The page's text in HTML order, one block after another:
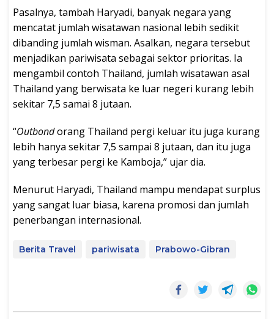
Pasalnya, tambah Haryadi, banyak negara yang
mencatat jumlah wisatawan nasional lebih sedikit
dibanding jumlah wisman. Asalkan, negara tersebut
menjadikan pariwisata sebagai sektor prioritas. Ia
mengambil contoh Thailand, jumlah wisatawan asal
Thailand yang berwisata ke luar negeri kurang lebih
sekitar 7,5 samai 8 jutaan.
“Outbondorang Thailand pergi keluar itu juga kurang
lebih hanya sekitar 7,5 sampai 8 jutaan, dan itu juga
yang terbesar pergi ke Kamboja,” ujar dia.
Menurut Haryadi, Thailand mampu mendapat surplus
yang sangat luar biasa, karena promosi dan jumlah
penerbangan internasional.
Berita Travel pariwisata Prabowo-Gibran